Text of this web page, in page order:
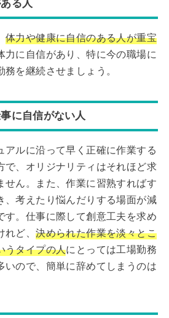
る人
体力や健康に自信のある人が重宝
力に自信があり、特に今の職場に
を継続させましょう。
に自信がない人
アルに沿って早く正確に作業する
で、オリジナリティはそれほど求
せん。また、作業に習熟すればす
、考えたり悩んだりする場面が減
す。仕事に際して創意工夫を求め
れど、決められた作業を淡々とこ
うタイプの人にとっては工場勤務
いので、簡単に辞めてしまうのは